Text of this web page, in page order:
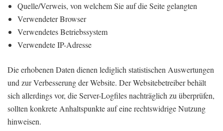
Quelle/Verweis, von welchem Sie auf die Seite gelangten
Verwendeter Browser
Verwendetes Betriebssystem
Verwendete IP-Adresse
Die erhobenen Daten dienen lediglich statistischen Auswertungen
und zur Verbesserung der Website. Der Websitebetreiber behält
sich allerdings vor, die Server-Logfiles nachträglich zu überprüfen,
sollten konkrete Anhaltspunkte auf eine rechtswidrige Nutzung
hinweisen.